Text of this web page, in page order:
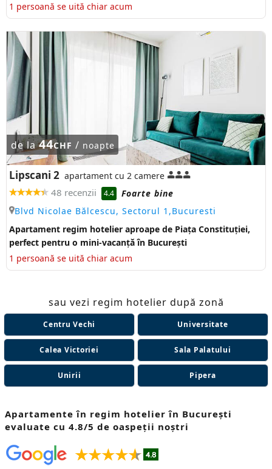
1 persoană se uită chiar acum
de la44CHF / noapte
Lipscani 2 apartament cu 2 camere
48 recenzii 4.4
Foarte bine
Blvd Nicolae Bălcescu, Sectorul 1,Bucuresti
Apartament regim hotelier aproape de Piața Constituției,
perfect pentru o mini-vacanță în București
1 persoană se uită chiar acum
sau vezi regim hotelier după zonă
Centru Vechi Universitate
Calea Victoriei Sala Palatului
Unirii Pipera
Apartamente în regim hotelier în București
evaluate cu 4.8/5 de oaspeții noștri